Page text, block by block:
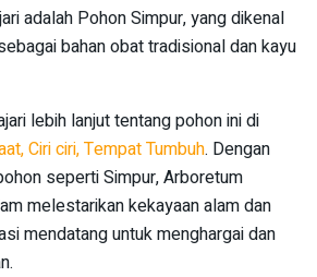
adalah Pohon Simpur, yang dikenal
bahan obat tradisional dan kayu
lebih lanjut tentang pohon ini di
Ciri ciri, Tempat Tumbuh. Dengan
seperti Simpur, Arboretum
melestarikan kekayaan alam dan
mendatang untuk menghargai dan